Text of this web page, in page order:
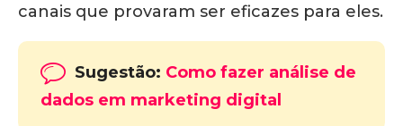
canais que provaram ser eficazes para eles.
Sugestão: Como fazer análise de
dados em marketing digital